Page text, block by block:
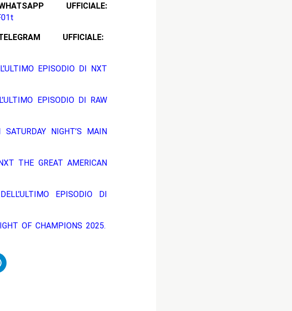
UFFICIALE:
UFFICIALE:
EPISODIO DI NXT
EPISODIO DI RAW
NIGHT’S MAIN
THE GREAT AMERICAN
EPISODIO DI
OF CHAMPIONS 2025.